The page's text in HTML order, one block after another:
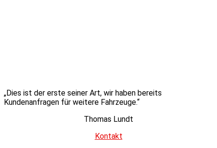
„Dies ist der erste seiner Art, wir haben bereits
Kundenanfragen für weitere Fahrzeuge.“
Thomas Lundt
Kontakt